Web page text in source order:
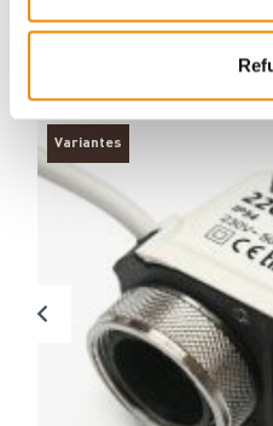
Variantes